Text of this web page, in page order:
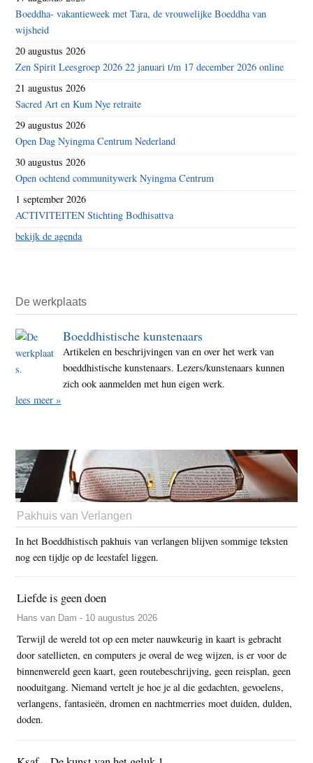
Boeddha- vakantieweek met Tara, de vrouwelijke Boeddha van
wijsheid
20 augustus 2026
Zen Spirit Leesgroep 2026 22 januari t/m 17 december 2026 online
21 augustus 2026
Sacred Art en Kum Nye retraite
29 augustus 2026
Open Dag Nyingma Centrum Nederland
30 augustus 2026
Open ochtend communitywerk Nyingma Centrum
1 september 2026
ACTIVITEITEN Stichting Bodhisattva
bekijk de agenda
De werkplaats
Boeddhistische kunstenaars
Artikelen en beschrijvingen van en over het werk van
boeddhistische kunstenaars. Lezers/kunstenaars kunnen
zich ook aanmelden met hun eigen werk.
lees meer »
Pakhuis van Verlangen
In het Boeddhistisch pakhuis van verlangen blijven sommige teksten
nog een tijdje op de leestafel liggen.
Liefde is geen doen
Hans van Dam - 10 augustus 2026
Terwijl de wereld tot op een meter nauwkeurig in kaart is gebracht
door satellieten, en computers je overal de weg wijzen, is er voor de
binnenwereld geen kaart, geen routebeschrijving, geen reisplan, geen
nooduitgang. Niemand vertelt je hoe je al die gedachten, gevoelens,
verlangens, fantasieën, dromen en nachtmerries moet duiden, dulden,
doden.